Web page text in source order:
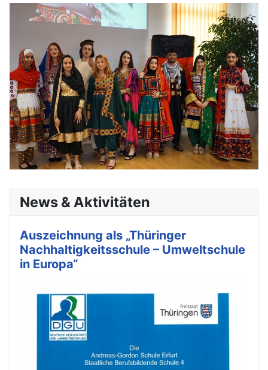
News & Aktivitäten
Auszeichnung als „Thüringer
Nachhaltigkeitsschule – Umweltschule
in Europa“